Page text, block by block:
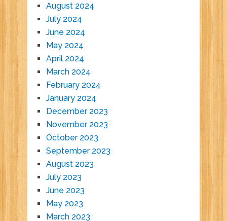
August 2024
July 2024
June 2024
May 2024
April 2024
March 2024
February 2024
January 2024
December 2023
November 2023
October 2023
September 2023
August 2023
July 2023
June 2023
May 2023
March 2023